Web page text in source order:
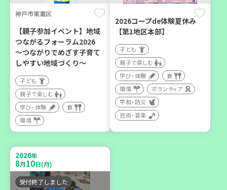
【第3地区本部】初心者も料
理好きも集まれ～♪ メン
(麺)ズ・クッキング
学び・体験 食
【第3地区本部】ほっとひと
いき 親子でゆったりタイ
ム♪(毎月開催予定)
子ども
親子で楽しむ
学び・体験
カフェ・つどい場
2026 年
9月14日(月)
神戸市東灘区
【親子参加イベント】地域
つながるフォーラム2026
～つながりでめざす子育て
しやすい地域づくり～
子ども
親子で楽しむ
学び・体験
食
環境
2026コープde体験夏休み
【第1地区本部】
子ども
親子で楽しむ
学び・体験
食
環境
ボランティア
平和・防災
芸術・音楽
2026年
8月10日(月)
受付終了しました